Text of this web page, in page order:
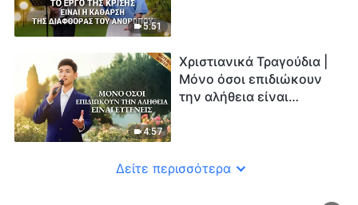
5:51
4:57
Χριστιανικά Τραγούδια |
Μόνο όσοι επιδιώκουν
την αλήθεια είναι
Δείτε περισσότερα